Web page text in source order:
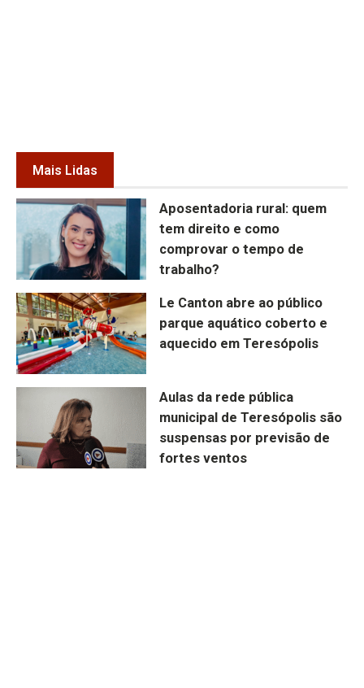
Mais Lidas
Aposentadoria rural: quem
tem direito e como
comprovar o tempo de
trabalho?
Le Canton abre ao público
parque aquático coberto e
aquecido em Teresópolis
Aulas da rede pública
municipal de Teresópolis são
suspensas por previsão de
fortes ventos